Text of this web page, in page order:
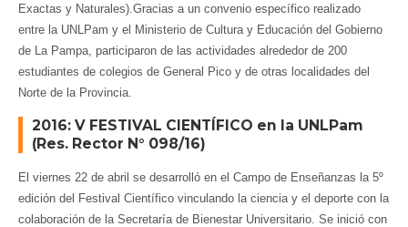
Exactas y Naturales).Gracias a un convenio específico realizado
entre la UNLPam y el Ministerio de Cultura y Educación del Gobierno
de La Pampa, participaron de las actividades alrededor de 200
estudiantes de colegios de General Pico y de otras localidades del
Norte de la Provincia.
2016: V FESTIVAL CIENTÍFICO en la UNLPam
(Res. Rector N° 098/16)
El viernes 22 de abril se desarrolló en el Campo de Enseñanzas la 5º
edición del Festival Científico vinculando la ciencia y el deporte con la
colaboración de la Secretaría de Bienestar Universitario. Se inició con